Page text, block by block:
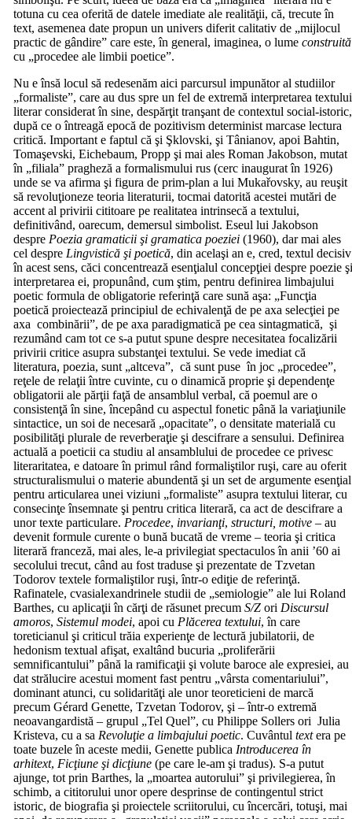
totuna cu cea oferită de datele imediate ale realităţii, că, trecute în
text, asemenea date propun un univers diferit calitativ de „mijlocul
practic de gândire” care este, în general, imaginea, o lumeconstruită
cu „procedee ale limbii poetice”.
Nu e însă locul să redesenăm aici parcursul impunător al studiilor
„formaliste”, care au dus spre un fel de extremă interpretarea textului
literar considerat în sine, despărţit tranşant de contextul social-istoric,
după ce o întreagă epocă de pozitivism determinist marcase lectura
critică. Important e faptul că şi Şklovski, şi Tânianov, apoi Bahtin,
Tomaşevski, Eichebaum, Propp şi mai ales Roman Jakobson, mutat
în „filiala” pragheză a formalismului rus (cerc inaugurat în 1926)
unde se va afirma şi figura de prim-plan a lui Mukařovsky, au reuşit
să revoluţioneze teoria literaturii, tocmai datorită acestei mutări de
accent al privirii cititoare pe realitatea intrinsecă a textului,
definitivând, oarecum, demersul simbolist. Eseul lui Jakobson
despre Poezia gramaticii şi gramatica poeziei(1960), dar mai ales
cel despre Lingvistică şi poetică, din acelaşi an e, cred, textul decisiv
în acest sens, căci concentrează esenţialul concepţiei despre poezie
interpretarea ei, propunând, cum ştim, pentru definirea limbajului
poetic formula de obligatorie referinţă care sună aşa: „Funcţia
poetică proiectează principiul de echivalenţă de pe axa selecţiei pe
axa combinării”, de pe axa paradigmatică pe cea sintagmatică, şi
rezumând cam tot ce s-a putut spune despre necesitatea focalizării
privirii critice asupra substanţei textului. Se vede imediat că
literatura, poezia, sunt „altceva”, că sunt puse în joc „procedee”,
reţele de relaţii între cuvinte, cu o dinamică proprie şi dependenţe
obligatorii ale părţii faţă de ansamblul verbal, că poemul are o
consistenţă în sine, începând cu aspectul fonetic până la variaţiunile
sintactice, un soi de necesară „opacitate”, o densitate materială cu
posibilităţi plurale de reverberaţie şi descifrare a sensului. Definirea
actuală a poeticii ca studiu al ansamblului de procedee ce privesc
literaritatea, e datoare în primul rând formaliştilor ruşi, care au oferit
structuralismului o materie abundentă şi un set de argumente esenţial
pentru articularea unei viziuni „formaliste” asupra textului literar, cu
consecinţe însemnate şi pentru critica literară, ca act de descifrare a
unor texte particulare. Procedee, invarianţi,structuri, motive– au
devenit formule curente o bună bucată de vreme – teoria şi critica
literară franceză, mai ales, le-a privilegiat spectaculos în anii ’60 ai
secolului trecut, când au fost traduse şi prezentate de Tzvetan
Todorov textele formaliştilor ruşi, într-o ediţie de referinţă.
Rafinatele, cvasialexandrinele studii de „semiologie” ale lui Roland
Barthes, cu aplicaţii în cărţi de răsunet precumS/Z ori Discursul
amoros,Sistemul modei, apoi cu Plăcerea textului, în care
toreticianul şi criticul trăia experienţe de lectură jubilatorii, de
hedonism textual afişat, exaltând bucuria „proliferării
semnificantului” până la ramificaţii şi volute baroce ale expresiei, au
dat strălucire acestui moment fast pentru „vârsta comentariului”,
dominant atunci, cu solidarităţi ale unor teoreticieni de marcă
precum Gérard Genette, Tzvetan Todorov, şi – într-o extremă
neoavangardistă – grupul „Tel Quel”, cu Philippe Sollers ori Julia
Kristeva, cu a sa Revoluţie a limbajului poetic. Cuvântultextera pe
toate buzele în aceste medii, Genette publica Introducerea în
arhitext, Ficţiune şi dicţiune (pe care le-am şi tradus). S-a putut
ajunge, tot prin Barthes, la „moartea autorului” şi privilegierea, în
schimb, a cititorului unor opere desprinse de contingentul strict
istoric, de biografia şi proiectele scriitorului, cu încercări, totuşi, mai